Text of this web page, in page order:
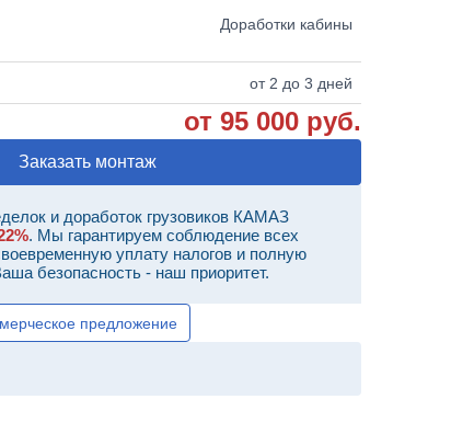
Доработки кабины
от 2 до 3 дней
от 95 000 руб.
Заказать монтаж
и доработок грузовиков КАМАЗ
. Мы гарантируем соблюдение всех
уплату налогов и полную
безопасность - наш приоритет.
предложение